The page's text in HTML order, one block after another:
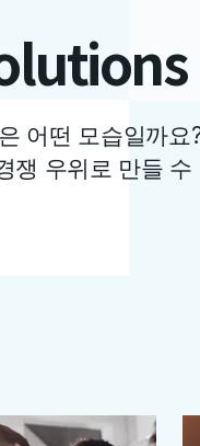
어떤 모습일까
쟁 우위로 만들